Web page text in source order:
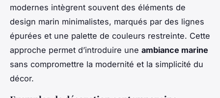
modernes intègrent souvent des éléments de
design marin minimalistes, marqués par des lignes
épurées et une palette de couleurs restreinte. Cette
approche permet d’introduire une ambiance marine
sans compromettre la modernité et la simplicité du
décor.